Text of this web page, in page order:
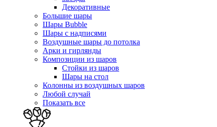
Декоративные
Большие шары
Шары Bubble
Шары с надписями
Воздушные шары до потолка
Арки и гирлянды
Композиции из шаров
Стойки из шаров
Шары на стол
Колонны из воздушных шаров
Любой случай
Показать все